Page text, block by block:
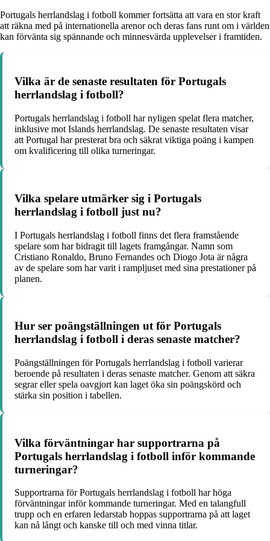
Portugals herrlandslag i fotboll kommer fortsätta att vara en stor kraft
att räkna med på internationella arenor och deras fans runt om i världen
kan förvänta sig spännande och minnesvärda upplevelser i framtiden.
Vilka är de senaste resultaten för Portugals
herrlandslag i fotboll?
Portugals herrlandslag i fotboll har nyligen spelat flera matcher,
inklusive mot Islands herrlandslag. De senaste resultaten visar
att Portugal har presterat bra och säkrat viktiga poäng i kampen
om kvalificering till olika turneringar.
Vilka spelare utmärker sig i Portugals
herrlandslag i fotboll just nu?
I Portugals herrlandslag i fotboll finns det flera framstående
spelare som har bidragit till lagets framgångar. Namn som
Cristiano Ronaldo, Bruno Fernandes och Diogo Jota är några
av de spelare som har varit i rampljuset med sina prestationer på
planen.
Hur ser poängställningen ut för Portugals
herrlandslag i fotboll i deras senaste matcher?
Poängställningen för Portugals herrlandslag i fotboll varierar
beroende på resultaten i deras senaste matcher. Genom att säkra
segrar eller spela oavgjort kan laget öka sin poängskörd och
stärka sin position i tabellen.
Vilka förväntningar har supportrarna på
Portugals herrlandslag i fotboll inför kommande
turneringar?
Supportrarna för Portugals herrlandslag i fotboll har höga
förväntningar inför kommande turneringar. Med en talangfull
trupp och en erfaren ledarstab hoppas supportrarna på att laget
kan nå långt och kanske till och med vinna titlar.